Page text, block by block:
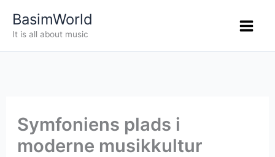
BasimWorld
It is all about music
Symfoniens plads i
moderne musikkultur